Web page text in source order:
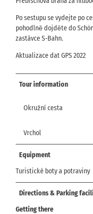
Po sestupu se vydejte po
pohodlně dojděte do
zastávce S-Bahn.
Aktualizace dat GPS 2022
Tour information
Okružní cesta
Vrchol
Equipment
Turistické boty a potraviny
Directions & Parking
Getting there